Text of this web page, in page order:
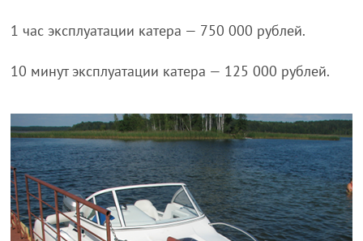
1 час эксплуатации катера — 750 000 рублей.
10 минут эксплуатации катера — 125 000 рублей.